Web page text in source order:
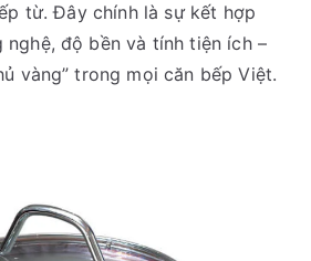
từ. Đây chính là sự kết hợp
nghệ, độ bền và tính tiện ích –
vàng” trong mọi căn bếp Việt.